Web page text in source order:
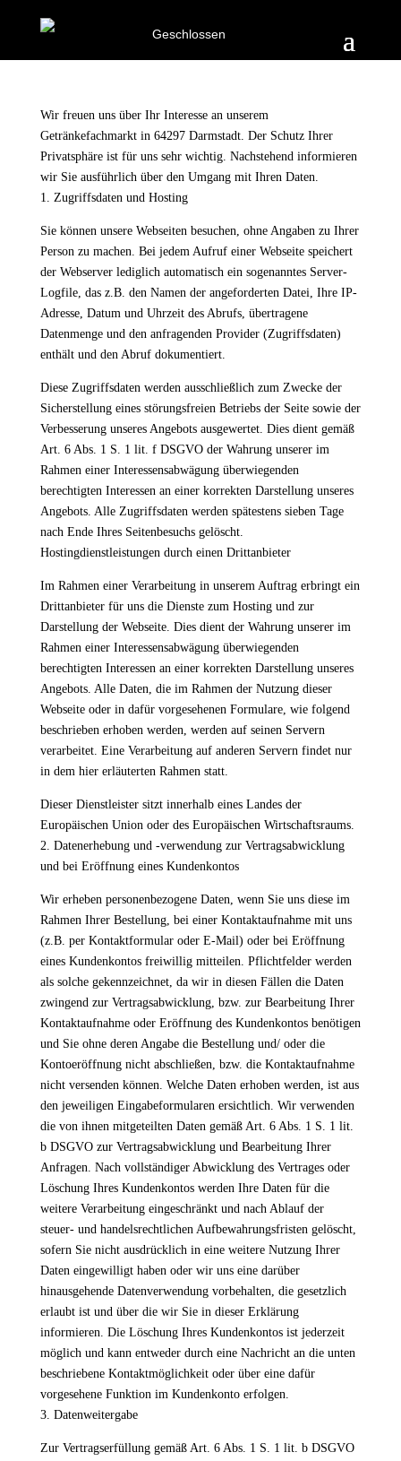
Geschlossen
Wir freuen uns über Ihr Interesse an unserem
Getränkefachmarkt in 64297 Darmstadt. Der Schutz Ihrer
Privatsphäre ist für uns sehr wichtig. Nachstehend informieren
wir Sie ausführlich über den Umgang mit Ihren Daten.
1. Zugriffsdaten und Hosting
Sie können unsere Webseiten besuchen, ohne Angaben zu Ihrer
Person zu machen. Bei jedem Aufruf einer Webseite speichert
der Webserver lediglich automatisch ein sogenanntes Server-
Logfile, das z.B. den Namen der angeforderten Datei, Ihre IP-
Adresse, Datum und Uhrzeit des Abrufs, übertragene
Datenmenge und den anfragenden Provider (Zugriffsdaten)
enthält und den Abruf dokumentiert.
Diese Zugriffsdaten werden ausschließlich zum Zwecke der
Sicherstellung eines störungsfreien Betriebs der Seite sowie der
Verbesserung unseres Angebots ausgewertet. Dies dient gemäß
Art. 6 Abs. 1 S. 1 lit. f DSGVO der Wahrung unserer im
Rahmen einer Interessensabwägung überwiegenden
berechtigten Interessen an einer korrekten Darstellung unseres
Angebots. Alle Zugriffsdaten werden spätestens sieben Tage
nach Ende Ihres Seitenbesuchs gelöscht.
Hostingdienstleistungen durch einen Drittanbieter
Im Rahmen einer Verarbeitung in unserem Auftrag erbringt ein
Drittanbieter für uns die Dienste zum Hosting und zur
Darstellung der Webseite. Dies dient der Wahrung unserer im
Rahmen einer Interessensabwägung überwiegenden
berechtigten Interessen an einer korrekten Darstellung unseres
Angebots. Alle Daten, die im Rahmen der Nutzung dieser
Webseite oder in dafür vorgesehenen Formulare, wie folgend
beschrieben erhoben werden, werden auf seinen Servern
verarbeitet. Eine Verarbeitung auf anderen Servern findet nur
in dem hier erläuterten Rahmen statt.
Dieser Dienstleister sitzt innerhalb eines Landes der
Europäischen Union oder des Europäischen Wirtschaftsraums.
2. Datenerhebung und -verwendung zur Vertragsabwicklung
und bei Eröffnung eines Kundenkontos
Wir erheben personenbezogene Daten, wenn Sie uns diese im
Rahmen Ihrer Bestellung, bei einer Kontaktaufnahme mit uns
(z.B. per Kontaktformular oder E-Mail) oder bei Eröffnung
eines Kundenkontos freiwillig mitteilen. Pflichtfelder werden
als solche gekennzeichnet, da wir in diesen Fällen die Daten
zwingend zur Vertragsabwicklung, bzw. zur Bearbeitung Ihrer
Kontaktaufnahme oder Eröffnung des Kundenkontos benötigen
und Sie ohne deren Angabe die Bestellung und/ oder die
Kontoeröffnung nicht abschließen, bzw. die Kontaktaufnahme
nicht versenden können. Welche Daten erhoben werden, ist aus
den jeweiligen Eingabeformularen ersichtlich. Wir verwenden
die von ihnen mitgeteilten Daten gemäß Art. 6 Abs. 1 S. 1 lit.
b DSGVO zur Vertragsabwicklung und Bearbeitung Ihrer
Anfragen. Nach vollständiger Abwicklung des Vertrages oder
Löschung Ihres Kundenkontos werden Ihre Daten für die
weitere Verarbeitung eingeschränkt und nach Ablauf der
steuer- und handelsrechtlichen Aufbewahrungsfristen gelöscht,
sofern Sie nicht ausdrücklich in eine weitere Nutzung Ihrer
Daten eingewilligt haben oder wir uns eine darüber
hinausgehende Datenverwendung vorbehalten, die gesetzlich
erlaubt ist und über die wir Sie in dieser Erklärung
informieren. Die Löschung Ihres Kundenkontos ist jederzeit
möglich und kann entweder durch eine Nachricht an die unten
beschriebene Kontaktmöglichkeit oder über eine dafür
vorgesehene Funktion im Kundenkonto erfolgen.
3. Datenweitergabe
Zur Vertragserfüllung gemäß Art. 6 Abs. 1 S. 1 lit. b DSGVO